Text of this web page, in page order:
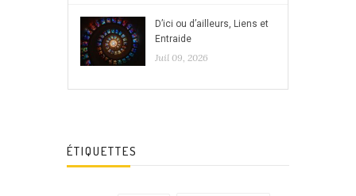
D’ici ou d’ailleurs, Liens et
Entraide
Juil 09, 2026
ÉTIQUETTES